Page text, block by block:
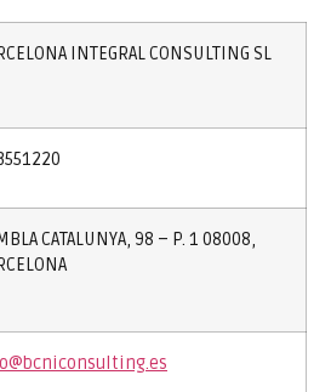
INTEGRAL CONSULTING SL
CATALUNYA, 98 – P. 1 08008,